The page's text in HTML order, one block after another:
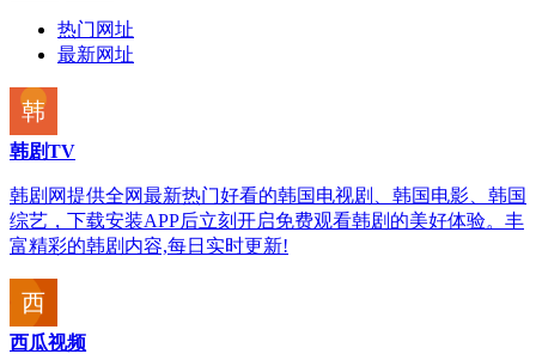
热门网址
最新网址
韩剧TV
韩剧网提供全网最新热门好看的韩国电视剧、韩国电影、韩国
综艺，下载安装APP后立刻开启免费观看韩剧的美好体验。丰
富精彩的韩剧内容,每日实时更新!
西瓜视频